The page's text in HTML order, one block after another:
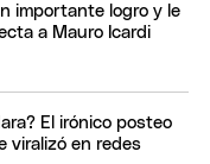
importante logro y le
a Mauro Icardi
El irónico posteo
viralizó en redes